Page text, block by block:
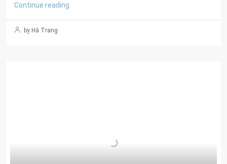
Continue reading
by Hà Trang